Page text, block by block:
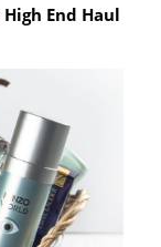
High End Haul